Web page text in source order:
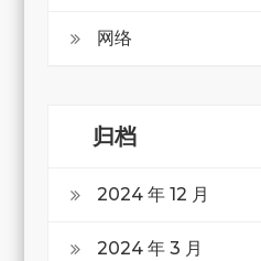
网络
归档
2024 年 12 月
2024 年 3 月